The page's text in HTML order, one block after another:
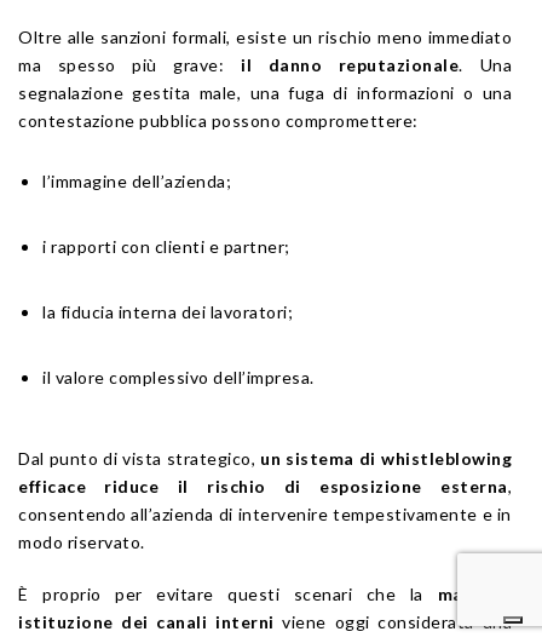
Oltre alle sanzioni formali, esiste un rischio meno immediato
ma spesso più grave: il danno reputazionale. Una
segnalazione gestita male, una fuga di informazioni o una
contestazione pubblica possono compromettere:
l’immagine dell’azienda;
i rapporti con clienti e partner;
la fiducia interna dei lavoratori;
il valore complessivo dell’impresa.
Dal punto di vista strategico, un sistema di whistleblowing
efficace riduce il rischio di esposizione esterna,
consentendo all’azienda di intervenire tempestivamente e in
modo riservato.
È proprio per evitare questi scenari che la mancata
istituzione dei canali interni viene oggi considerata una